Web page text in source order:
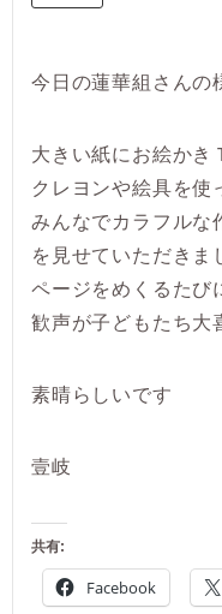
今日の蓮華組さんの
大きい紙にお絵かき
クレヨンや絵具を使
みんなでカラフルな
を見せていただきま
ページをめくるた
歓声が子どもたち大
素晴らしいです
壹岐
共有:
Facebook